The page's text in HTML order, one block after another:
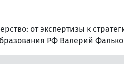
от экспертизы к
РФ Валерий